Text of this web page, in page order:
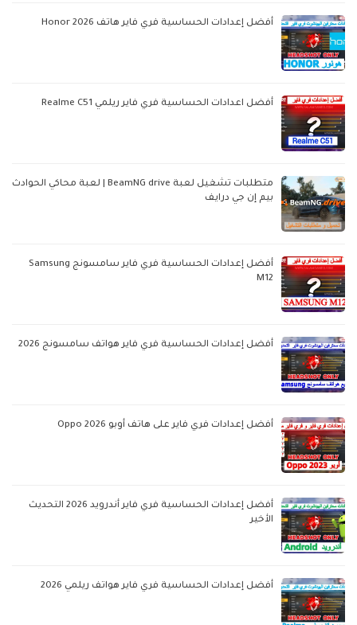
أفضل إعدادات الحساسية فري فاير هاتف Honor 2026
أفضل اعدادات الحساسية فري فاير ريلمي Realme C51
متطلبات تشغيل لعبة BeamNG drive | لعبة محاكي الحوادث
بيم إن جي درايف
أفضل إعدادات الحساسية فري فاير سامسونج Samsung
M12
أفضل إعدادات الحساسية فري فاير هواتف سامسونج 2026
أفضل إعدادات فري فاير على هاتف أوبو Oppo 2026
أفضل إعدادات الحساسية فري فاير أندرويد 2026 التحديث
الأخير
أفضل إعدادات الحساسية فري فاير هواتف ريلمي 2026